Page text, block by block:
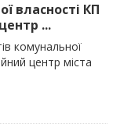
власності КП
...
комунальної
центр міста